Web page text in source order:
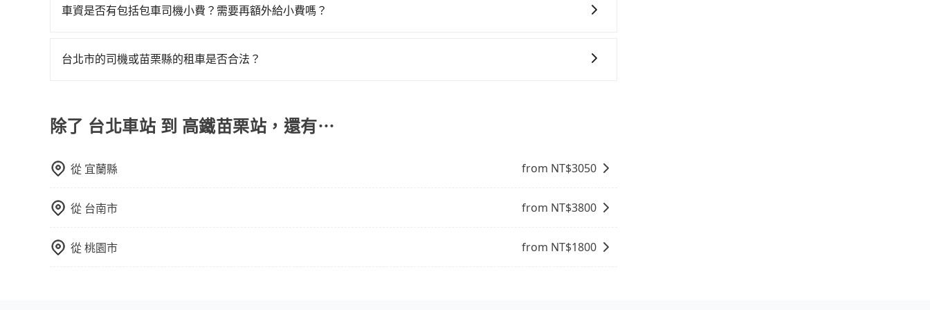
車資是否有包括包車司機小費？需要再額外給小費嗎？
給予司機小費。
台北市的司機或苗栗縣的租車是否合法？
無法監控或追查。最好別為了省小錢而冒上不必要的風險。而tripool雇用的司機、使用的車輛以及配合的車行，
一定符合台灣法律規定，除了司機擁有合法的職業駕駛執照以及良民證外，車輛一定投保最高300萬乘客險。最
除了 台北車站 到 高鐵苗栗站，還有⋯
從 宜蘭縣 from NT$3050
從 台南市 from NT$3800
從桃園市 from NT$1800